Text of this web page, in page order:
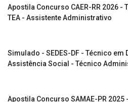
Apostila Concurso CAER-RR 2026
TEA - Assistente Administrativo
Simulado - SEDES-DF - Técnico em
Assistência Social - Técnico
Apostila Concurso SAMAE-PR